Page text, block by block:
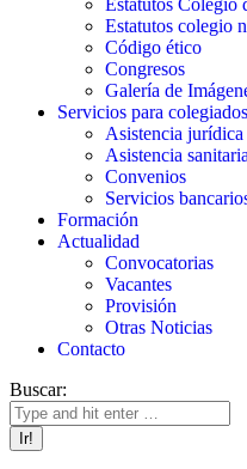
Estatutos Colegio
Estatutos colegio
Código ético
Congresos
Galería de
Servicios para colegiados
Asistencia jurídica
Asistencia sanitaria
Convenios
Servicios
Formación
Actualidad
Convocatorias
Vacantes
Provisión
Otras Noticias
Contacto
Buscar: